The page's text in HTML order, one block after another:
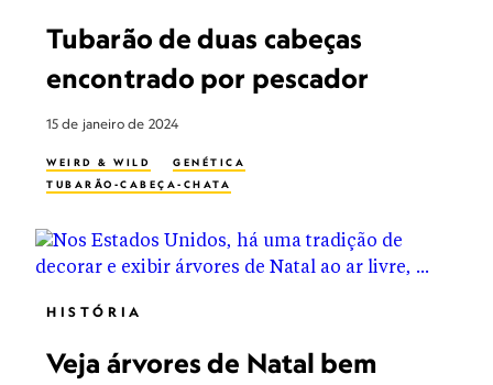
Tubarão de duas cabeças
encontrado por pescador
15 de janeiro de 2024
WEIRD & WILD
GENÉTICA
TUBARÃO-CABEÇA-CHATA
HISTÓRIA
Veja árvores de Natal bem